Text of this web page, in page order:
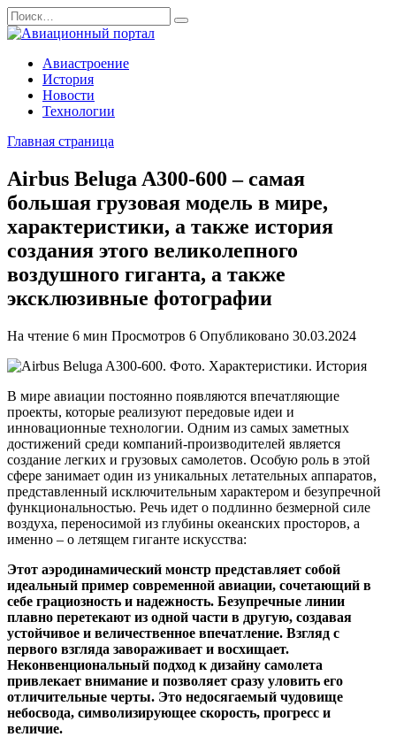
Перейти
к
содержанию
Search
for:
Авиастроение
История
Новости
Технологии
Главная страница
Airbus Beluga A300-600 – самая
большая грузовая модель в мире,
характеристики, а также история
создания этого великолепного
воздушного гиганта, а также
эксклюзивные фотографии
На чтение 6 мин Просмотров 6 Опубликовано 30.03.2024
В мире авиации постоянно появляются впечатляющие
проекты, которые реализуют передовые идеи и
инновационные технологии. Одним из самых заметных
достижений среди компаний-производителей является
создание легких и грузовых самолетов. Особую роль в этой
сфере занимает один из уникальных летательных аппаратов,
представленный исключительным характером и безупречной
функциональностью. Речь идет о подлинно безмерной силе
воздуха, переносимой из глубины океанских просторов, а
именно – о летящем гиганте искусства:
Этот аэродинамический монстр представляет собой
идеальный пример современной авиации, сочетающий в
себе грациозность и надежность. Безупречные линии
плавно перетекают из одной части в другую, создавая
устойчивое и величественное впечатление. Взгляд с
первого взгляда завораживает и восхищает.
Неконвенциональный подход к дизайну самолета
привлекает внимание и позволяет сразу уловить его
отличительные черты. Это недосягаемый чудовище
небосвода, символизирующее скорость, прогресс и
величие.